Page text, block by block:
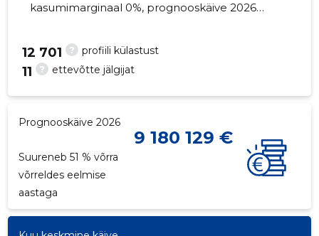
kasumimarginaal 0%, prognooskäive 2026
? profiili külastust
12 701
? ettevõtte jälgijat
11
Prognooskäive 2026
9 180 129 €
Suureneb 51 % võrra
võrreldes eelmise
aastaga